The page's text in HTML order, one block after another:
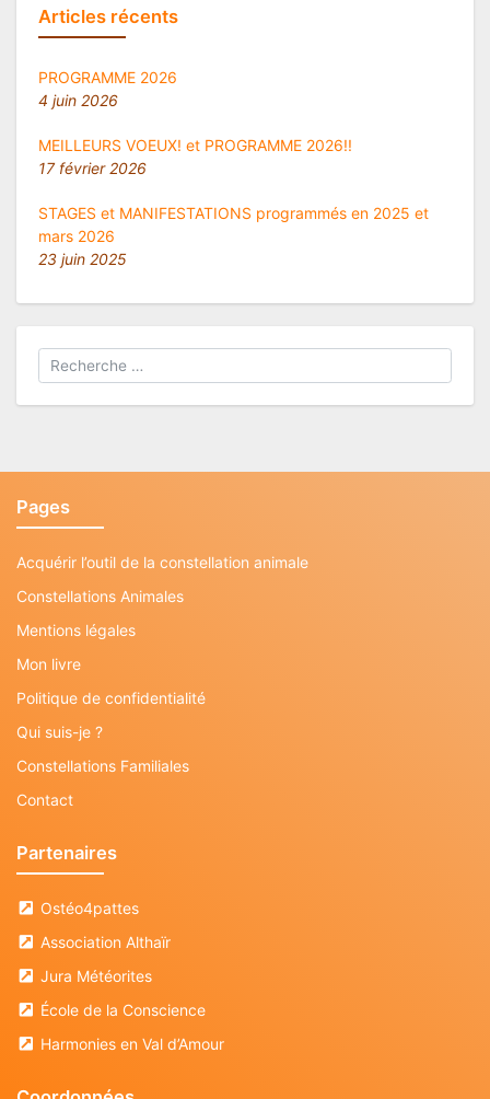
Articles récents
PROGRAMME 2026
4 juin 2026
MEILLEURS VOEUX! et PROGRAMME 2026!!
17 février 2026
STAGES et MANIFESTATIONS programmés en 2025 et
mars 2026
23 juin 2025
Pages
Acquérir l’outil de la constellation animale
Constellations Animales
Mentions légales
Mon livre
Politique de confidentialité
Qui suis-je ?
Constellations Familiales
Contact
Partenaires
Ostéo4pattes
Association Althaïr
Jura Météorites
École de la Conscience
Harmonies en Val d’Amour